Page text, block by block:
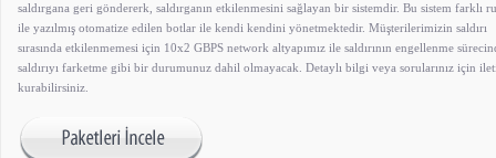
saldırgana geri göndererk, saldırganın etkilenmesini sağlayan bir sistemdir. Bu sistem farklı
ile yazılmış otomatize edilen botlar ile kendi kendini yönetmektedir. Müşterilerimizin saldırı
sırasında etkilenmemesi için 10x2 GBPS network altyapımız ile saldırının engellenme
saldırıyı farketme gibi bir durumunuz dahil olmayacak. Detaylı bilgi veya sorularınız için
kurabilirsiniz.